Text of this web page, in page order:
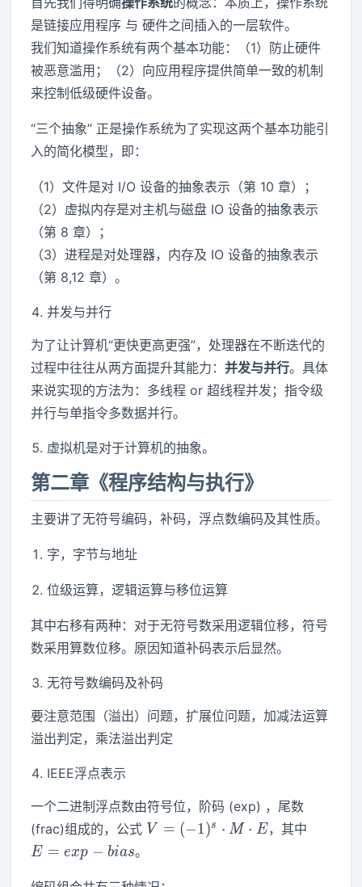
是链接应用程序 与 硬件之间插入的一层软件。
我们知道操作系统有两个基本功能：（1）防止硬件
被恶意滥用；（2）向应用程序提供简单一致的机制
来控制低级硬件设备。
“三个抽象” 正是操作系统为了实现这两个基本功能引
入的简化模型，即：
（1）文件是对 I/O 设备的抽象表示（第 10 章）；
（2）虚拟内存是对主机与磁盘 IO 设备的抽象表示
（第 8 章）；
（3）进程是对处理器，内存及 IO 设备的抽象表示
（第 8,12 章）。
并发与并行
为了让计算机“更快更高更强”，处理器在不断迭代的
过程中往往从两方面提升其能力：并发与并行。具体
来说实现的方法为：多线程 or 超线程并发；指令级
并行与单指令多数据并行。
虚拟机是对于计算机的抽象。
第二章《程序结构与执行》
主要讲了无符号编码，补码，浮点数编码及其性质。
字，字节与地址
位级运算，逻辑运算与移位运算
其中右移有两种：对于无符号数采用逻辑位移，符号
数采用算数位移。原因知道补码表示后显然。
无符号数编码及补码
要注意范围（溢出）问题，扩展位问题，加减法运算
溢出判定，乘法溢出判定
IEEE浮点表示
一个二进制浮点数由符号位，阶码 (exp) ，尾数
(frac)组成的，公式 V=
V = (−1)s ⋅ M ⋅ E，其中
E = exp − bias。